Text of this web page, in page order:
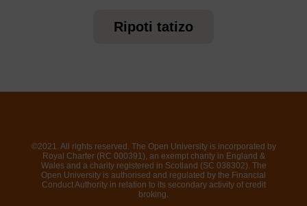
Ripoti tatizo
©2021. All rights reserved. The Open University is incorporated by
Royal Charter (RC 000391), an exempt charity in England &
Wales and a charity registered in Scotland (SC 038302). The
Open University is authorised and regulated by the Financial
Conduct Authority in relation to its secondary activity of credit
broking.